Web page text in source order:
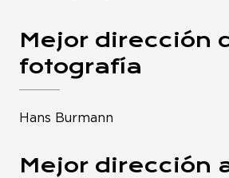
Mejor dirección
fotografía
Hans Burmann
Mejor dirección